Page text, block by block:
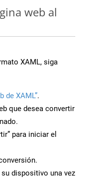
web al
XAML, siga
de XAML”.
que desea convertir
para iniciar el
dispositivo una vez